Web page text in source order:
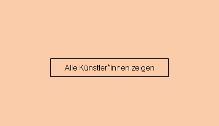
Alle Künstler*innen zeigen